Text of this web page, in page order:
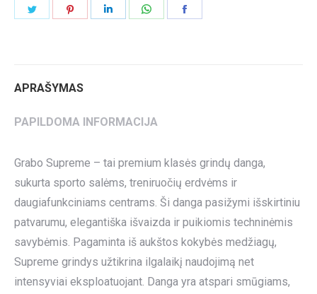
APRAŠYMAS
PAPILDOMA INFORMACIJA
Grabo Supreme – tai premium klasės grindų danga,
sukurta sporto salėms, treniruočių erdvėms ir
daugiafunkciniams centrams. Ši danga pasižymi išskirtiniu
patvarumu, elegantiška išvaizda ir puikiomis techninėmis
savybėmis. Pagaminta iš aukštos kokybės medžiagų,
Supreme grindys užtikrina ilgalaikį naudojimą net
intensyviai eksploatuojant. Danga yra atspari smūgiams,